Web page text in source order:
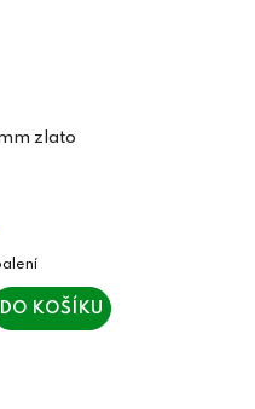
zlato
DO KOŠÍKU